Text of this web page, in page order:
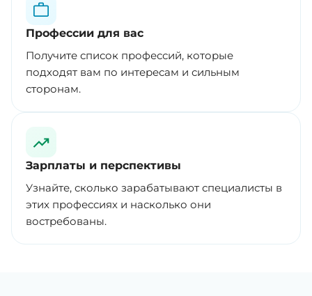
Профессии для вас
Получите список профессий, которые
подходят вам по интересам и сильным
сторонам.
Зарплаты и перспективы
Узнайте, сколько зарабатывают специалисты в
этих профессиях и насколько они
востребованы.